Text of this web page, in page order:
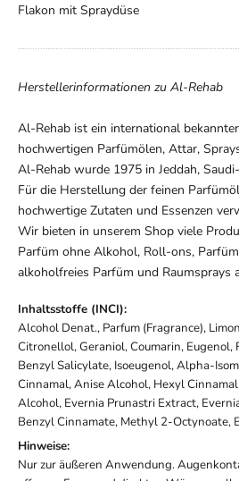
Flakon mit Spraydüse
Herstellerinformationen zu Al-Rehab
Al-Rehab ist ein international
hochwertigen Parfümölen, Attar,
Al-Rehab wurde 1975 in Jeddah,
Für die Herstellung der feinen
hochwertige Zutaten und Essenzen
Wir bieten in unserem Shop viele
Parfüm ohne Alkohol, Roll-ons,
alkoholfreies Parfüm und Raumsprays
Inhaltsstoffe (INCI):
Alcohol Denat., Parfum (Fragrance),
Citronellol, Geraniol, Coumarin, Eugenol,
Benzyl Salicylate, Isoeugenol, Alpha-
Cinnamal, Anise Alcohol, Hexyl
Alcohol, Evernia Prunastri Extract,
Benzyl Cinnamate, Methyl 2-Octynoate,
Hinweise:
Nur zur äußeren Anwendung.